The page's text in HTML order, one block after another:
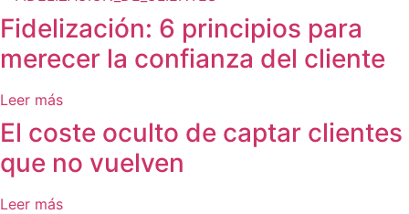
Fidelización: 6 principios para
merecer la confianza del cliente
Leer más
El coste oculto de captar clientes
que no vuelven
Leer más